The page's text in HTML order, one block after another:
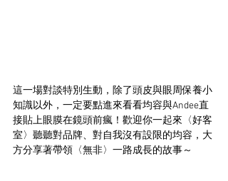
這一場對談特別生動，除了頭皮與眼周保養小
知識以外，一定要點進來看看均容與Andee直
接貼上眼膜在鏡頭前瘋！歡迎你一起來〈好客
室〉聽聽對品牌、對自我沒有設限的均容，大
方分享著帶領〈無非〉一路成長的故事～